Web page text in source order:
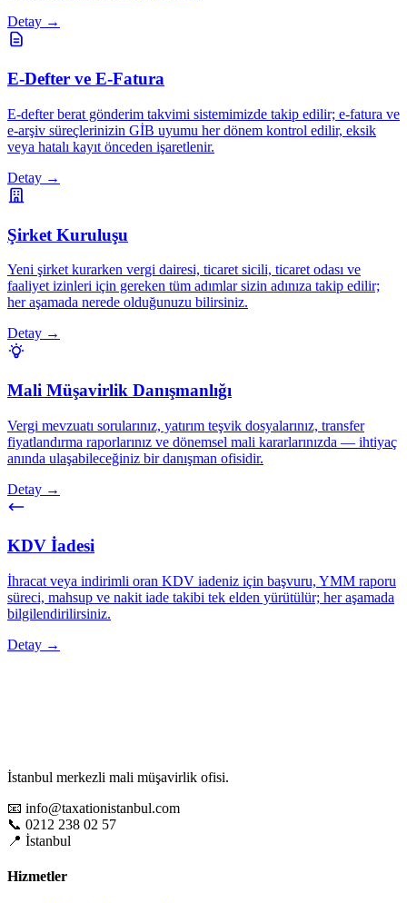
Detay →
E-Defter ve E-Fatura
E-defter berat gönderim takvimi sistemimizde takip edilir; e-fatura ve
e-arşiv süreçlerinizin GİB uyumu her dönem kontrol edilir, eksik
veya hatalı kayıt önceden işaretlenir.
Detay →
Şirket Kuruluşu
Yeni şirket kurarken vergi dairesi, ticaret sicili, ticaret odası ve
faaliyet izinleri için gereken tüm adımlar sizin adınıza takip edilir;
her aşamada nerede olduğunuzu bilirsiniz.
Detay →
Mali Müşavirlik Danışmanlığı
Vergi mevzuatı sorularınız, yatırım teşvik dosyalarınız, transfer
fiyatlandırma raporlarınız ve dönemsel mali kararlarınızda — ihtiyaç
anında ulaşabileceğiniz bir danışman ofisidir.
Detay →
KDV İadesi
İhracat veya indirimli oran KDV iadeniz için başvuru, YMM raporu
süreci, mahsup ve nakit iade takibi tek elden yürütülür; her aşamada
bilgilendirilirsiniz.
Detay →
İstanbul merkezli mali müşavirlik ofisi.
📧 info@taxationistanbul.com
📞 0212 238 02 57
📍 İstanbul
Hizmetler